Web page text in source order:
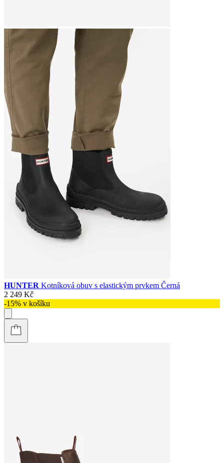
HUNTER Kotníková obuv s elastickým prvkem Černá
2 249 Kč
-15% v košíku